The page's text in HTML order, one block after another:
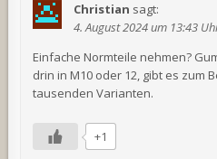
Christian sagt:
4. August 2024 um 13:43
Einfache Normteile nehmen?
drin in M10 oder 12, gibt es zum
tausenden Varianten.
+1